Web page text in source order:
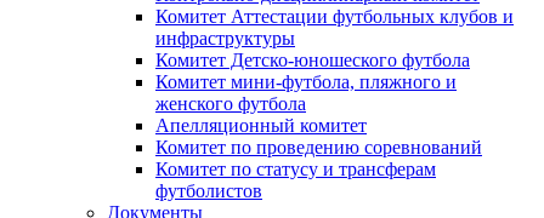
Комитет Аттестации футбольных клубов и
инфраструктуры
Комитет Детско-юношеского футбола
Комитет мини-футбола, пляжного и
женского футбола
Апелляционный комитет
Комитет по проведению соревнований
Комитет по статусу и трансферам
футболистов
Документы